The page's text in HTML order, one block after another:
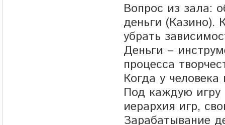
Вопрос из зала:
деньги (Казино).
убрать
Деньги –
процесса
Когда у человека
Под каждую игру
иерархия игр,
Зарабатывание